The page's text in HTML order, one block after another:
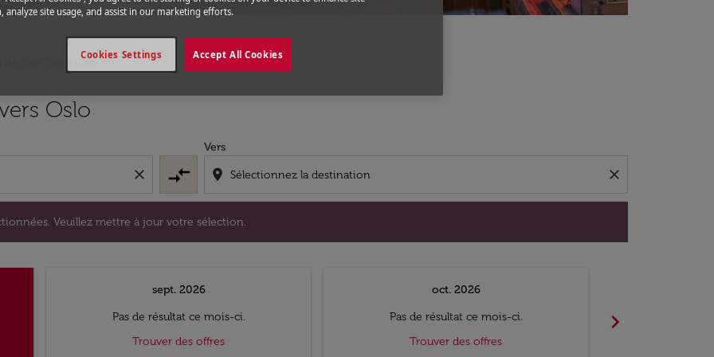
de Tan-Tan a Oslo
Oslo
close compare_arrows
Vers
location_on close
Veuillez mettre à jour votre sélection.
Veuillez mettre à jour votre sélection.
sept. 2026
Pas de résultat ce mois-ci.
Trouver des offres
oct. 2026
Pas de résultat ce mois-ci.
Trouver des offres
chevron_right
analyze site usage, and assist in our marketing efforts.
Accept All Cookies
Cookies Settings